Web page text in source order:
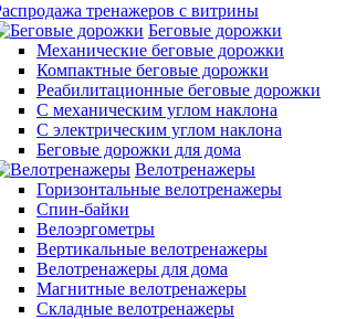
тренажеров с витрины
Беговые дорожки
Механические беговые дорожки
Компактные беговые дорожки
Реабилитационные беговые дорожки
С механическим углом наклона
С электрическим углом наклона
Беговые дорожки для дома
Велотренажеры
Горизонтальные велотренажеры
Спин-байки
Велоэргометры
Вертикальные велотренажеры
Велотренажеры для дома
Магнитные велотренажеры
Складные велотренажеры